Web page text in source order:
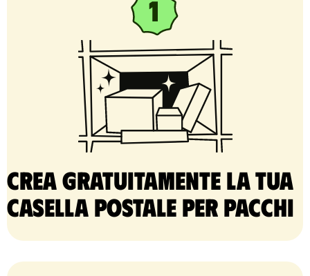
Crea gratuitamente la tua
casella postale per pacchi